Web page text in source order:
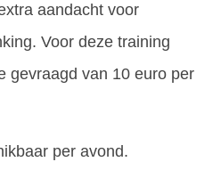
aandacht voor
Voor deze training
gevraagd van 10 euro per
per avond.